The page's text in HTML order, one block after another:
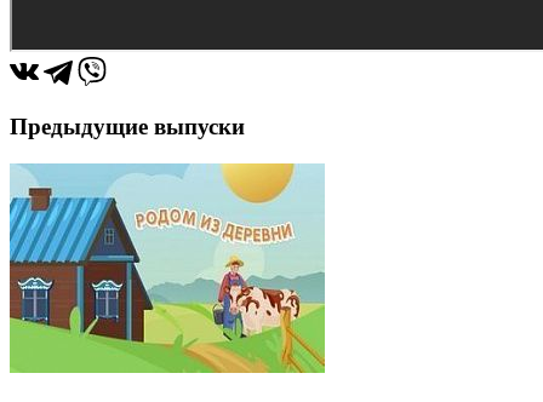
Предыдущие выпуски